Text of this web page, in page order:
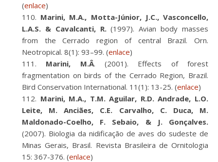
(enlace)
Marini, M.A., Motta-Júnior, J.C., Vasconcello,
L.A.S. & Cavalcanti, R.(1997). Avian body masses
from the Cerrado region of central Brazil. Orn.
Neotropical. 8(1): 93–99. (enlace)
Marini, M.Â. (2001). Effects of forest
fragmentation on birds of the Cerrado Region, Brazil.
Bird Conservation International. 11(1): 13-25. (enlace)
Marini, M.A., T.M. Aguilar, R.D. Andrade, L.O.
Leite, M. Anciães, C.E. Carvalho, C. Duca, M.
Maldonado-Coelho, F. Sebaio, & J. Gonçalves.
(2007). Biologia da nidificação de aves do sudeste de
Minas Gerais, Brasil. Revista Brasileira de Ornitologia
15: 367-376. (enlace)